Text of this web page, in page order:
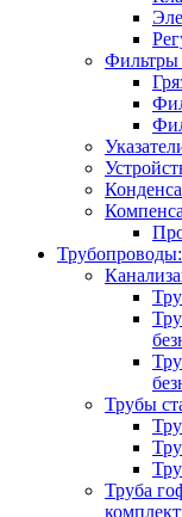
Фильтры
Трубы
Труба